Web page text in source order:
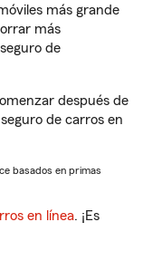
más grande
más
de
después de
de carros en
basados en primas
en línea. ¡Es